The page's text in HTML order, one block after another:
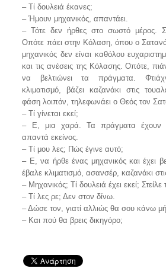
– Τί δουλειά έκανες;
– Ήμουν μηχανικός, απαντάει.
– Τότε δεν ήρθες στο σωστό μέρος.
Οπότε πάει στην Κόλαση, όπου ο
μηχανικός δεν είναι καθόλου
και τις ανέσεις της Κόλασης. Οπότε,
να βελτιώνει τα πράγματα.
κλιματισμό, βάζει καζανάκι στις
φάση λοιπόν, τηλεφωνάει ο Θεός τον
– Τί γίνεται εκεί;
– Ε, μια χαρά. Τα πράγματα έχουν
απαντά εκείνος.
– Τί μου λες; Πώς έγινε αυτό;
– Ε, να ήρθε ένας μηχανικός και έχει
έβαλε κλιματισμό, ασανσέρ, καζανάκι
– Μηχανικός; Τί δουλειά έχει εκεί;
– Τί λες ρε; Δεν στον δίνω.
– Δώσε τον, γιατί αλλιώς θα σου κάνω
– Και πού θα βρεις δικηγόρο;